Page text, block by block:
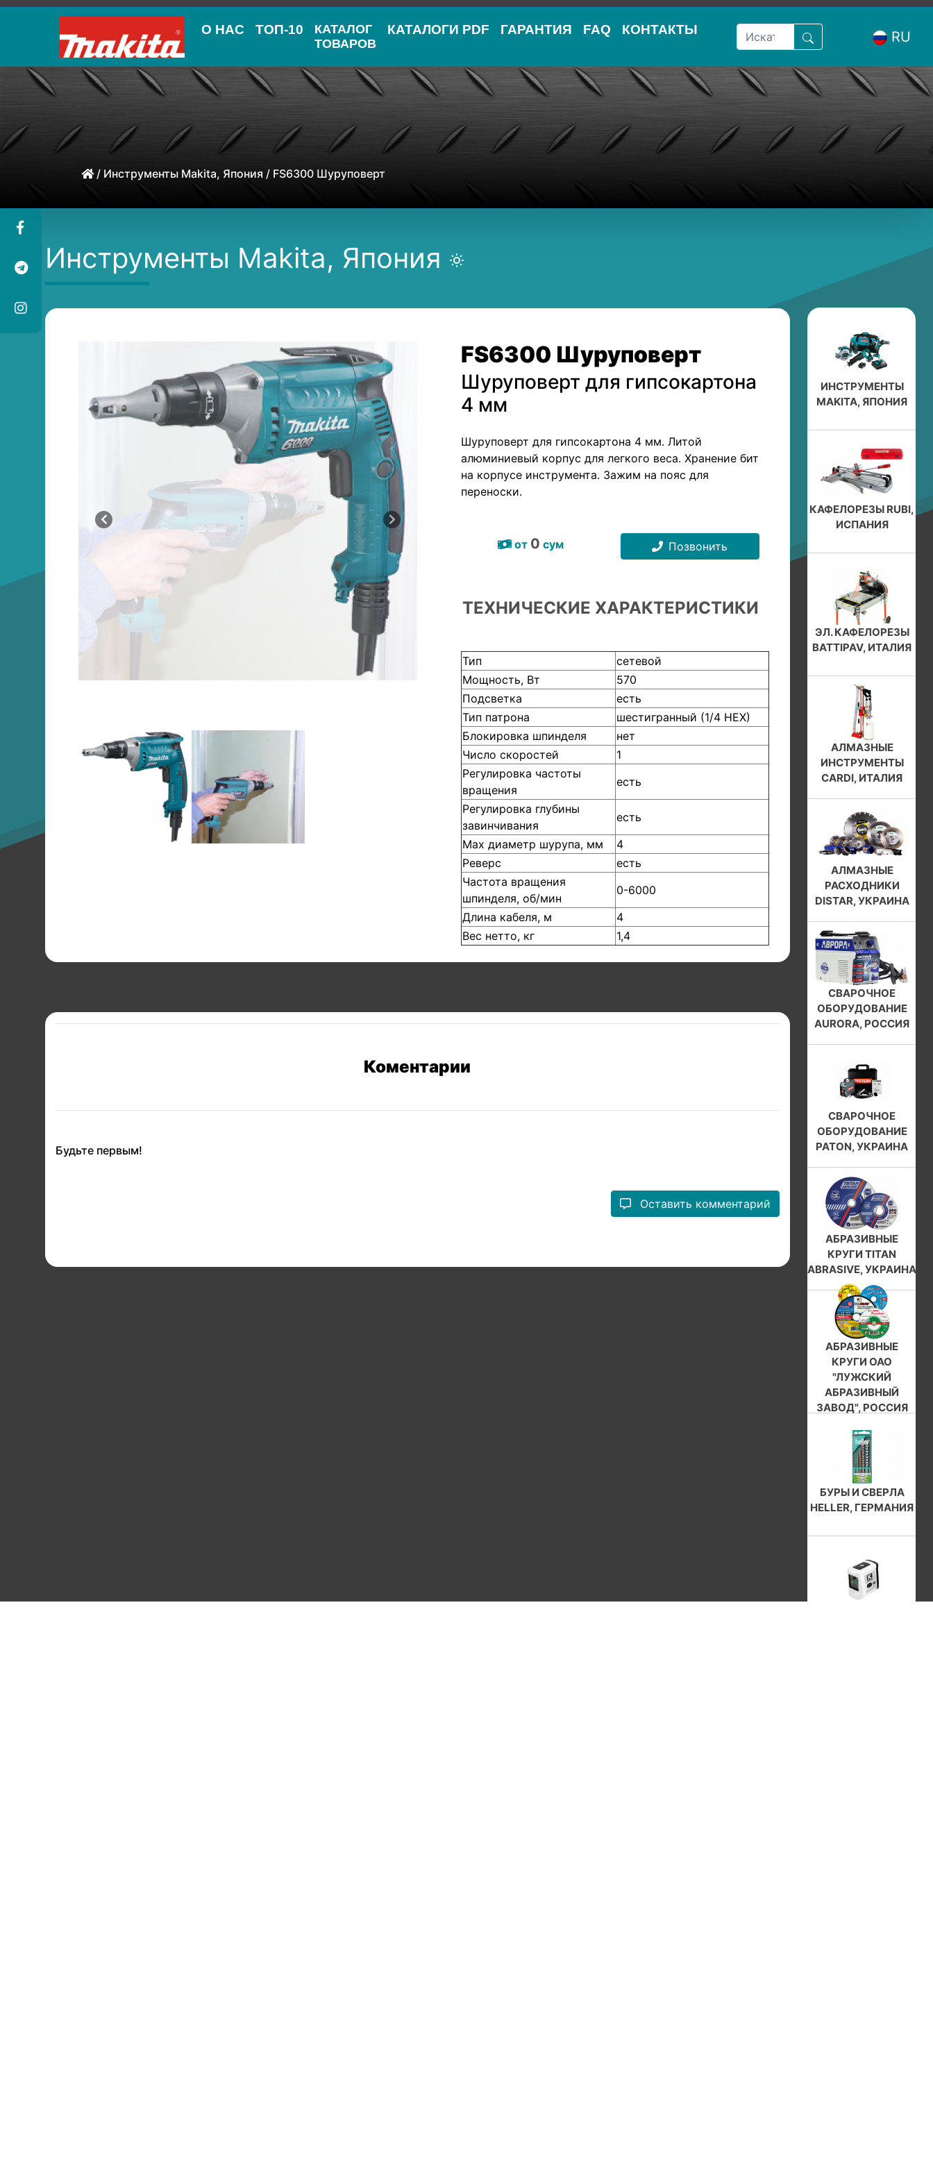
О НАС ТОП-10
КАТАЛОГ
ТОВАРОВ
КАТАЛОГИ PDF ГАРАНТИЯ FAQ КОНТАКТЫ RU
/ Инструменты Makita, Япония / FS6300 Шуруповерт
Инструменты Makita, Япония
FS6300 Шуруповерт
Шуруповерт для гипсокартона
4 мм
Шуруповерт для гипсокартона 4 мм. Литой
алюминиевый корпус для легкого веса. Хранение бит
на корпусе инструмента. Зажим на пояс для
переноски.
от 0 сум Позвонить
ТЕХНИЧЕСКИЕ ХАРАКТЕРИСТИКИ
Тип
сетевой
Мощность, Вт
570
Подсветка
есть
Тип патрона
шестигранный (1/4 НЕХ)
Блокировка шпинделя
нет
Число скоростей
1
Регулировка частоты
вращения
есть
Регулировка глубины
завинчивания
есть
Мах диаметр шурупа, мм
4
Реверс
есть
Частота вращения
шпинделя, об/мин
0-6000
Длина кабеля, м
4
Вес нетто, кг
1,4
Коментарии
Будьте первым!
Оставить комментарий
ИНСТРУМЕНТЫ
MAKITA, ЯПОНИЯ
КАФЕЛОРЕЗЫ RUBI,
ИСПАНИЯ
ЭЛ. КАФЕЛОРЕЗЫ
BATTIPAV, ИТАЛИЯ
АЛМАЗНЫЕ
ИНСТРУМЕНТЫ
CARDI, ИТАЛИЯ
АЛМАЗНЫЕ
РАСХОДНИКИ
DISTAR, УКРАИНА
СВАРОЧНОЕ
ОБОРУДОВАНИЕ
AURORA, РОССИЯ
СВАРОЧНОЕ
ОБОРУДОВАНИЕ
PATON, УКРАИНА
АБРАЗИВНЫЕ
КРУГИ TITAN
ABRASIVE, УКРАИНА
АБРАЗИВНЫЕ
КРУГИ ОАО
"ЛУЖСКИЙ
АБРАЗИВНЫЙ
ЗАВОД", РОССИЯ
БУРЫ И СВЕРЛА
HELLER, ГЕРМАНИЯ